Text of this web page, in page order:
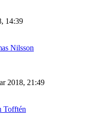
14:39
Nilsson
2018, 21:49
Tofftén